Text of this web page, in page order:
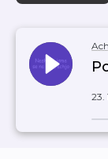
23.